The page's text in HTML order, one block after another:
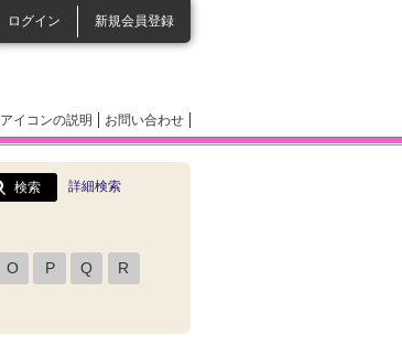
ログイン 新規会員登録
アイコンの説明 お問い合わせ
詳細検索
O P Q R